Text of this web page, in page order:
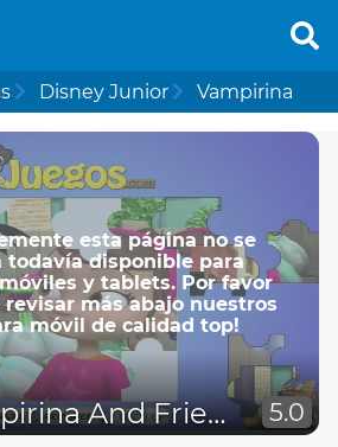
Disney Junior Vampirina
esta página no se
todavía disponible para
y tablets. Por favor
más abajo nuestros
móvil de calidad top!
Puzzle Vampirina And Friends 5.0